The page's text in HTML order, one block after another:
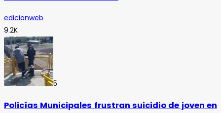
edicionweb
9.2K
5
Policías Municipales frustran suicidio de joven en